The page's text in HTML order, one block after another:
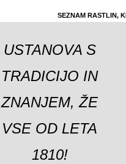
SEZNAM RASTLIN,
USTANOVA S
TRADICIJO IN
ZNANJEM, ŽE
VSE OD LETA
1810!